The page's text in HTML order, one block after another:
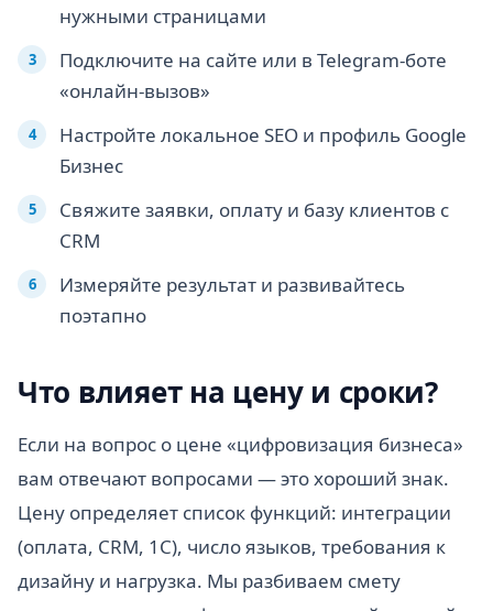
нужными страницами
Подключите на сайте или в Telegram-боте
«онлайн-вызов»
Настройте локальное SEO и профиль Google
Бизнес
Свяжите заявки, оплату и базу клиентов с
CRM
Измеряйте результат и развивайтесь
поэтапно
Что влияет на цену и сроки?
Если на вопрос о цене «цифровизация бизнеса»
вам отвечают вопросами — это хороший знак.
Цену определяет список функций: интеграции
(оплата, CRM, 1С), число языков, требования к
дизайну и нагрузка. Мы разбиваем смету